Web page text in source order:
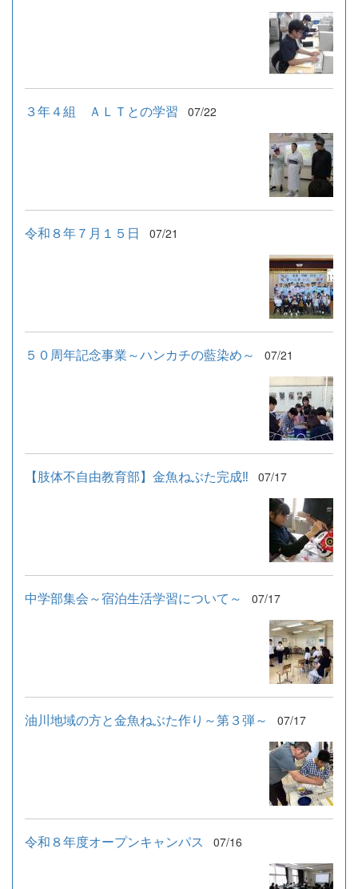
３年４組 ＡＬＴとの学習 07/22
令和８年７月１５日 07/21
５０周年記念事業～ハンカチの藍染め～ 07/21
【肢体不自由教育部】金魚ねぶた完成‼ 07/17
中学部集会～宿泊生活学習について～ 07/17
油川地域の方と金魚ねぶた作り～第３弾～ 07/17
令和８年度オープンキャンパス 07/16